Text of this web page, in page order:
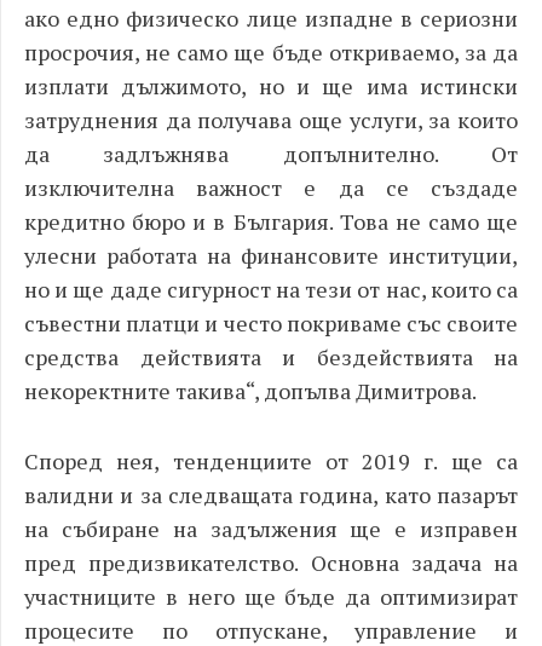
ако едно физическо лице изпадне в сериозни
просрочия, не само ще бъде откриваемо, за да
изплати дължимото, но и ще има истински
затруднения да получава още услуги, за които
да задлъжнява допълнително. От
изключителна важност е да се създаде
кредитно бюро и в България. Това не само ще
улесни работата на финансовите институции,
но и ще даде сигурност на тези от нас, които са
съвестни платци и често покриваме със своите
средства действията и бездействията на
некоректните такива“, допълва Димитрова.
Според нея, тенденциите от 2019 г. ще са
валидни и за следващата година, като пазарът
на събиране на задължения ще е изправен
пред предизвикателство. Основна задача на
участниците в него ще бъде да оптимизират
процесите по отпускане, управление и